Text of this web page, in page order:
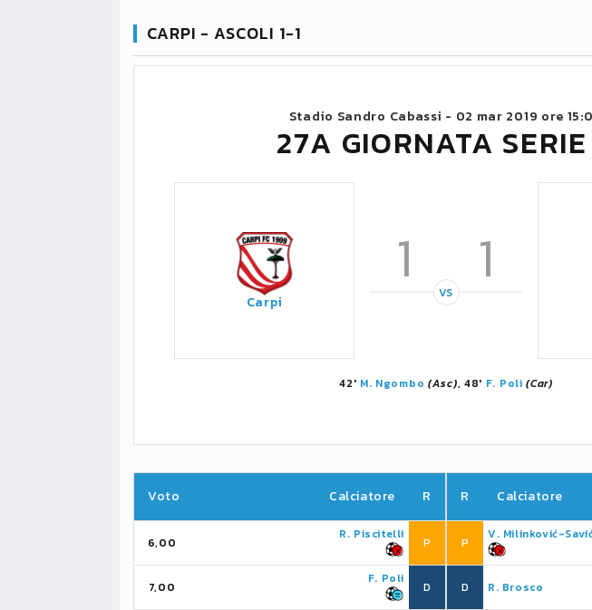
CARPI - ASCOLI 1-1
Stadio Sandro Cabassi - 02 mar 2019 ore
27A GIORNATA
Carpi
1 1
VS
42' M. Ngombo (Asc), 48' F. Poli (Car)
Voto Calciatore R
6,00
R. Piscitelli
P
7,00
F. Poli
D
R Calciatore
P
V. Milinković-
D R. Brosco